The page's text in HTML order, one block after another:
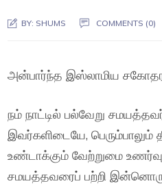
BY: SHUMS COMMENTS (0)
அன்பார்ந்த இஸ்லாமிய
நம் நாட்டில் பல்வேறு
இவர்களிடையே,
உண்டாக்கும் வேற்றுமை
சமயத்தவரைப் பற்றி